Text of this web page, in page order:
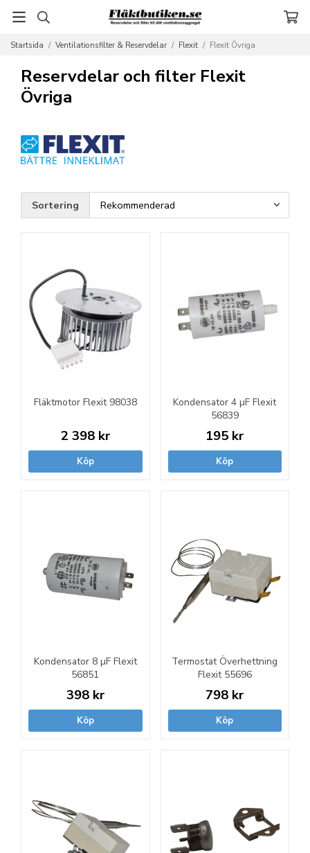
Startsida / Ventilationsfilter & Reservdelar / Flexit / Flexit Övriga
Reservdelar och filter Flexit
Övriga
Sortering
Fläktmotor Flexit 98038
2 398 kr
Köp
Kondensator 4 µF Flexit
56839
195 kr
Köp
Kondensator 8 µF Flexit
56851
398 kr
Köp
Termostat Överhettning
Flexit 55696
798 kr
Köp